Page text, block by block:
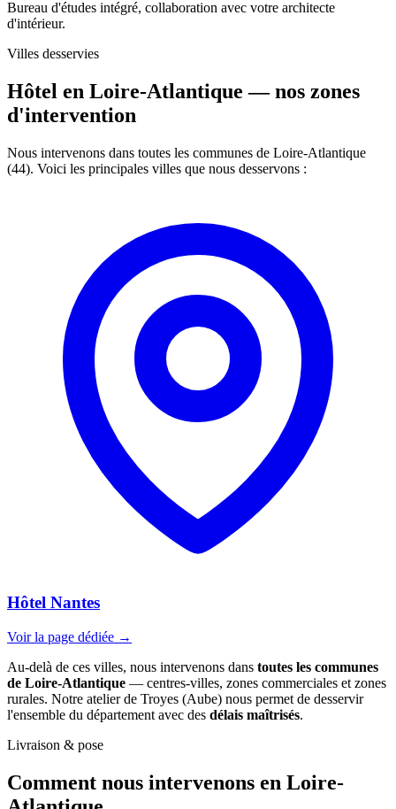
Bureau d'études intégré, collaboration avec votre architecte
d'intérieur.
Villes desservies
Hôtel en Loire-Atlantique —nos zones
d'intervention
Nous intervenons dans toutes les communes de Loire-Atlantique
(44). Voici les principales villes que nous desservons :
Hôtel Nantes
Voir la page dédiée →
Au-delà de ces villes, nous intervenons dans toutes les communes
de Loire-Atlantique — centres-villes, zones commerciales et zones
rurales. Notre atelier de Troyes (Aube) nous permet de desservir
l'ensemble du département avec des délais maîtrisés.
Livraison & pose
Comment nous intervenons en Loire-